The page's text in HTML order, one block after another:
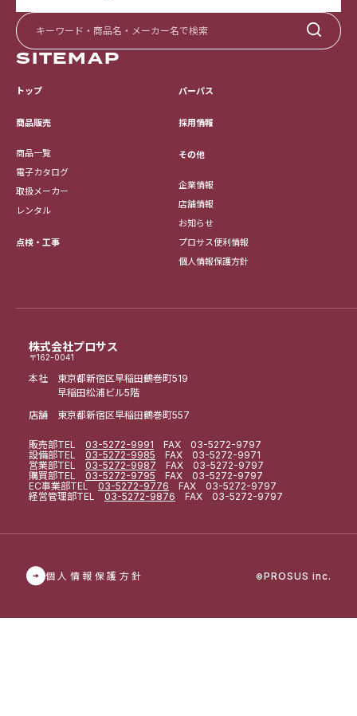
株式会社プロサス
〒162-0041
本社 東京都新宿区早稲田鶴巻町519
早稲田松浦ビル5階
店舗 東京都新宿区早稲田鶴巻町557
販売部TEL 03-5272-9991 FAX 03-5272-9797
設備部TEL 03-5272-9985 FAX 03-5272-9971
営業部TEL 03-5272-9987 FAX 03-5272-9797
購買部TEL 03-5272-9795 FAX 03-5272-9797
EC事業部TEL 03-5272-9776 FAX 03-5272-9797
経営管理部TEL 03-5272-9876 FAX 03-5272-9797
SITEMAP
トップ
商品販売
商品一覧
電子カタログ
取扱メーカー
レンタル
点検・工事
パーパス
採用情報
その他
企業情報
店舗情報
お知らせ
プロサス便利情報
個人情報保護方針
個人情報保護方針 ©PROSUS inc.